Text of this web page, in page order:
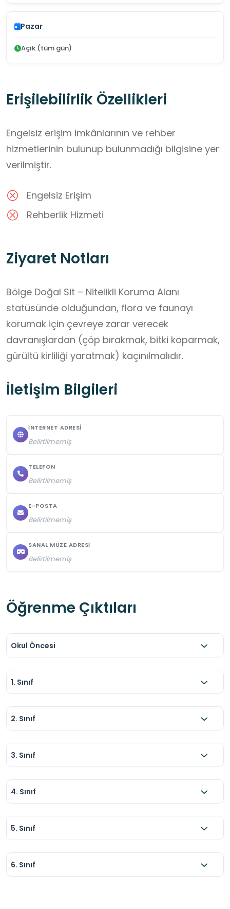
Pazar
Açık (tüm gün)
Erişilebilirlik Özellikleri
Engelsiz erişim imkânlarının ve rehber
hizmetlerinin bulunup bulunmadığı bilgisine yer
verilmiştir.
Engelsiz Erişim
Rehberlik Hizmeti
Ziyaret Notları
Bölge Doğal Sit – Nitelikli Koruma Alanı
statüsünde olduğundan, flora ve faunayı
korumak için çevreye zarar verecek
davranışlardan (çöp bırakmak, bitki koparmak,
gürültü kirliliği yaratmak) kaçınılmalıdır.
İletişim Bilgileri
İNTERNET ADRESI
Belirtilmemiş
TELEFON
Belirtilmemiş
E-POSTA
Belirtilmemiş
SANAL MÜZE ADRESI
Belirtilmemiş
Öğrenme Çıktıları
Okul Öncesi
1. Sınıf
2. Sınıf
3. Sınıf
4. Sınıf
5. Sınıf
6. Sınıf